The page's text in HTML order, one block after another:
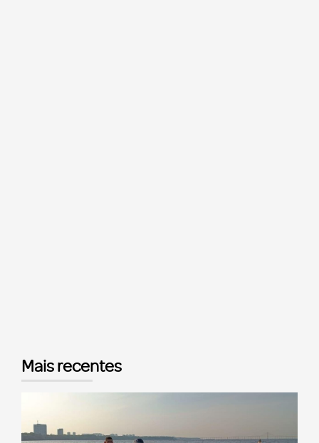
Mais recentes